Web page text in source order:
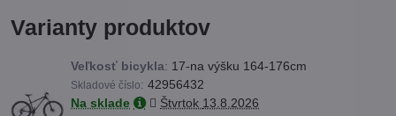
Varianty produktov
Veľkosť bicykla: 17-na výšku 164-176cm
Skladové číslo: 42956432
Na sklade
Štvrtok 13.8.2026